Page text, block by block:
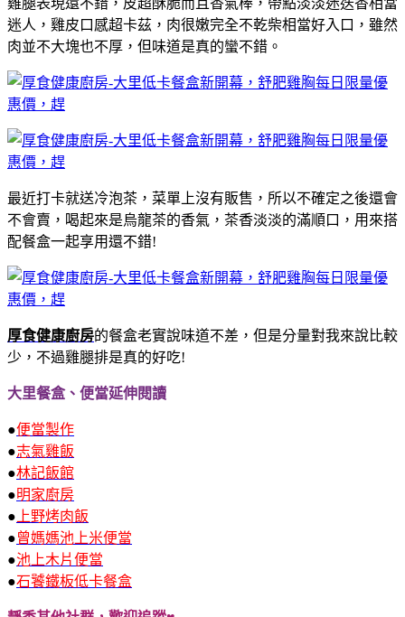
迷人，雞皮口感超卡茲，肉很嫩完全不乾柴相當好入口，雖然
肉並不大塊也不厚，但味道是真的蠻不錯。
最近打卡就送冷泡茶，菜單上沒有販售，所以不確定之後還會
不會賣，喝起來是烏龍茶的香氣，茶香淡淡的滿順口，用來搭
配餐盒一起享用還不錯!
厚食健康廚房的餐盒老實說味道不差，但是分量對我來說比較
少，不過雞腿排是真的好吃!
大里餐盒、便當延伸閱讀
●便當製作
●志氣雞飯
●林記飯館
●明家廚房
● 上野烤肉飯
●曾媽媽池上米便當
●池上木片便當
●石饕鐵板低卡餐盒